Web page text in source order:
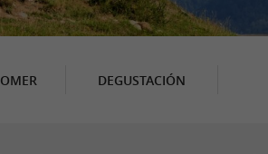
DEGUSTACIÓN